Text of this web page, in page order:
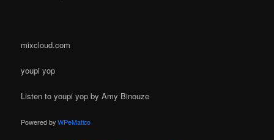
mixcloud.com
youpi yop
Listen to youpi yop by Amy Binouze
Powered byWPeMatico